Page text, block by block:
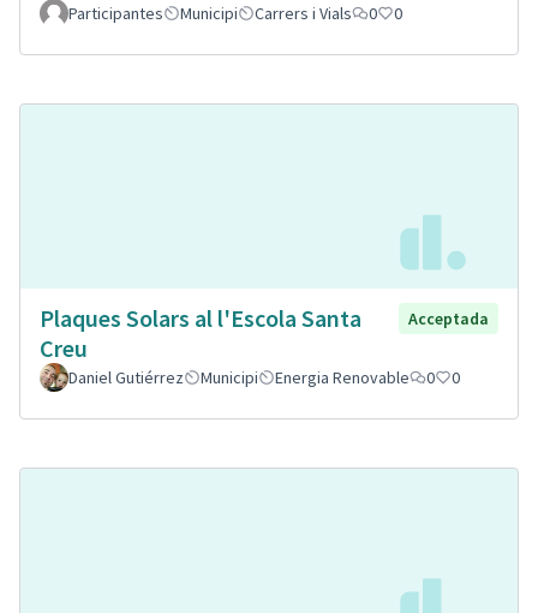
Participantes
Municipi Carrers i Vials 0 0
Plaques Solars al l'Escola Santa
Creu
Acceptada
Daniel Gutiérrez Municipi Energia Renovable 0 0